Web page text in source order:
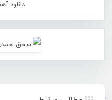
دانلود